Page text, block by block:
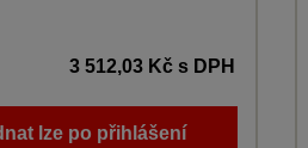
3 512,03 Kč s DPH
lze po přihlášení